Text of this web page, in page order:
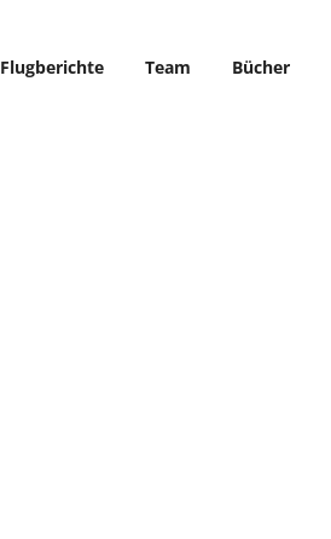
Flugberichte Team Bücher